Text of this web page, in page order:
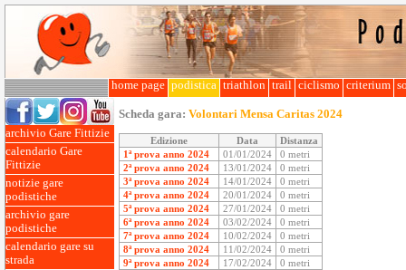
home page podistica triathlon trail ciclismo criterium
archivio Gare Fittizie
calendario Gare
Fittizie
notizie gare
podistiche
archivio gare
podistiche
calendario gare su
strada
Scheda gara: Volontari Mensa Caritas 2024
Edizione Data
Distanza
1ª prova anno 2024
01/01/2024
0 metri
2ª prova anno 2024
13/01/2024
0 metri
3ª prova anno 2024
14/01/2024
0 metri
4ª prova anno 2024
20/01/2024
0 metri
5ª prova anno 2024
27/01/2024
0 metri
6ª prova anno 2024
03/02/2024
0 metri
7ª prova anno 2024
10/02/2024
0 metri
8ª prova anno 2024
11/02/2024
0 metri
9ª prova anno 2024
17/02/2024
0 metri